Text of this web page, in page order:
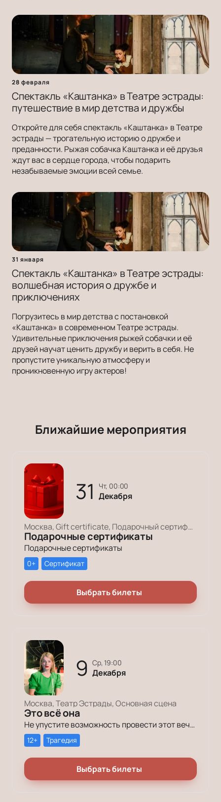
28 февраля
Спектакль «Каштанка» в Театре эстрады:
путешествие в мир детства и дружбы
Откройте для себя спектакль «Каштанка» в Театре
эстрады — трогательную историю о дружбе и
преданности. Рыжая собачка Каштанка и её друзья
ждут вас в сердце города, чтобы подарить
незабываемые эмоции всей семье.
31 января
Спектакль «Каштанка» в Театре эстрады:
волшебная история о дружбе и
приключениях
Погрузитесь в мир детства с постановкой
«Каштанка» в современном Театре эстрады.
Удивительные приключения рыжей собачки и её
друзей научат ценить дружбу и верить в себя. Не
пропустите уникальную атмосферу и
проникновенную игру актеров!
Ближайшие мероприятия
31 чт, 00:00
Декабря
Москва, Gift certificate, Подарочный сертификат
Подарочные сертификаты
Подарочные сертификаты
0+ Сертификат
Выбрать билеты
9 ср, 19:00
Декабря
Москва, Театр Эстрады, Основная сцена
Это всё она
Не упустите возможность провести этот вечер в компании героев постановки «Это всё она»!
12+ Трагедия
Выбрать билеты